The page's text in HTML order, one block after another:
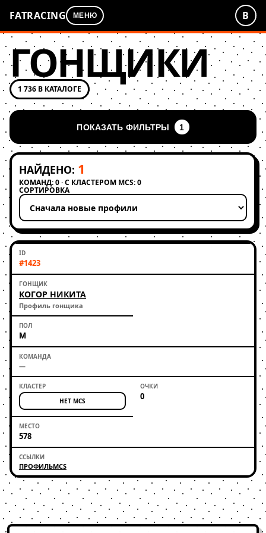
FATRACING МЕНЮ В
ГОНЩИКИ
1 736 В КАТАЛОГЕ
ПОКАЗАТЬ ФИЛЬТРЫ 1
НАЙДЕНО: 1
КОМАНД: 0 · С КЛАСТЕРОМ MCS: 0
СОРТИРОВКА
Применить сортировку
#1423
КОГОР НИКИТА
Профиль гонщика
М
—
НЕТ MCS 0
578
ПРОФИЛЬMCS